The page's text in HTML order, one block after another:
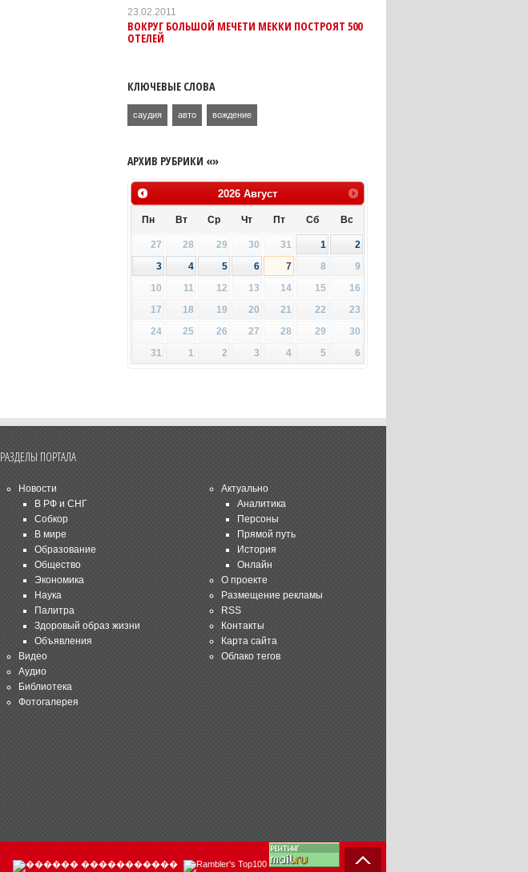
23.02.2011
ВОКРУГ БОЛЬШОЙ МЕЧЕТИ МЕККИ ПОСТРОЯТ 500
ОТЕЛЕЙ
КЛЮЧЕВЫЕ СЛОВА
саудия авто вождение
АРХИВ РУБРИКИ «»
2026 Август
Пн Вт Ср Чт Пт Сб Вс
27 28 29 30 31 1
2
3
4 5 6 7 8
9
10
11 12 13 14 15
16
17
18 19 20 21 22
23
24
25 26 27 28 29
30
31
1 2 3 4 5 6
РАЗДЕЛЫ ПОРТАЛА
Новости
В РФ и СНГ
Собкор
В мире
Образование
Общество
Экономика
Наука
Палитра
Здоровый образ жизни
Объявления
Видео
Аудио
Библиотека
Фотогалерея
Актуально
Аналитика
Персоны
Прямой путь
История
Онлайн
О проекте
Размещение рекламы
RSS
Контакты
Карта сайта
Облако тегов